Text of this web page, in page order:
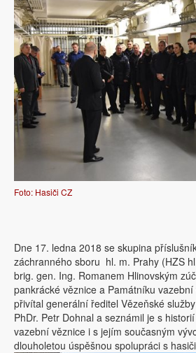
Foto: Hasiči CZ
Dne 17. ledna 2018 se skupina
záchranného sboru hl. m. Prahy (HZS
brig. gen. Ing. Romanem Hlinovským
pankrácké věznice a Památníku
přivítal generální ředitel Vězeňské
PhDr. Petr Dohnal a seznámil je s
vazební věznice i s jejím současným
dlouholetou úspěšnou spolupráci s